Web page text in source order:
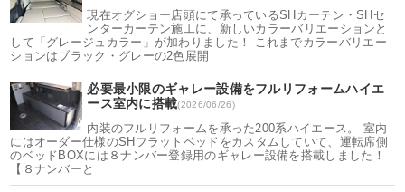
現在オグショー店頭にて承っているSHカーテン・SHセ
ンターカーテン施工に、新しいカラーバリエーションと
して「グレージュカラー」が加わりました！ これまでカラーバリエー
ションはブラック・グレーの2色展開
必要最小限のギャレー設備をフルリフォームハイエ
ース室内に搭載(2026/06/26)
内装のフルリフォームを承った200系ハイエース。 室内
にはオーダー仕様のSHフラットベッドをカスタムしていて、運転席側
のベッドBOXには８ナンバー登録用のギャレー設備を搭載しました！
【８ナンバーと